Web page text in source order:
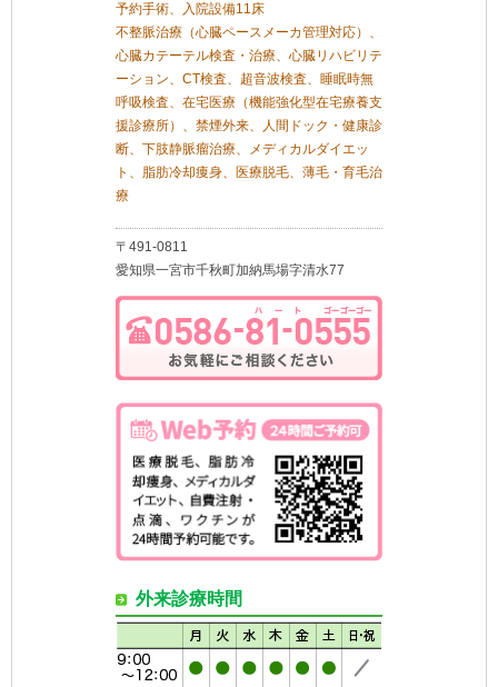
予約手術、入院設備11床
不整脈治療（心臓ペースメーカ管理対応）、
心臓カテーテル検査・治療、心臓リハビリテ
ーション、CT検査、超音波検査、睡眠時無
呼吸検査、在宅医療（機能強化型在宅療養支
援診療所）、禁煙外来、人間ドック・健康診
断、下肢静脈瘤治療、メディカルダイエッ
ト、脂肪冷却痩身、医療脱毛、薄毛・育毛治
療
〒491-0811
愛知県一宮市千秋町加納馬場字清水77
外来診療時間